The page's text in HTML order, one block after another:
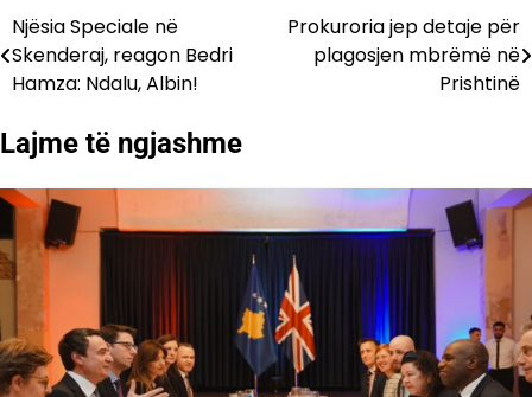
Lëvizje
te
Njësia Speciale në
Skenderaj, reagon Bedri
Hamza: Ndalu, Albin!
Prokuroria jep detaje për
plagosjen mbrëmë në
Prishtinë
Lajme të ngjashme